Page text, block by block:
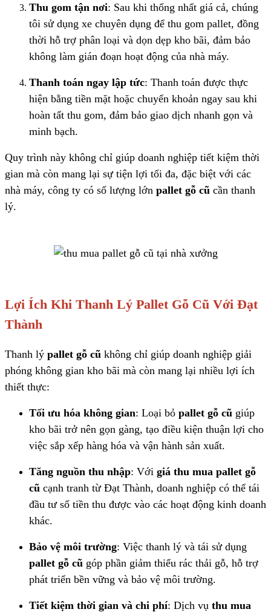
Thu gom tận nơi: Sau khi thống nhất giá cả, chúng
tôi sử dụng xe chuyên dụng để thu gom pallet, đồng
thời hỗ trợ phân loại và dọn dẹp kho bãi, đảm bảo
không làm gián đoạn hoạt động của nhà máy.
Thanh toán ngay lập tức: Thanh toán được thực
hiện bằng tiền mặt hoặc chuyển khoản ngay sau khi
hoàn tất thu gom, đảm bảo giao dịch nhanh gọn và
minh bạch.
Quy trình này không chỉ giúp doanh nghiệp tiết kiệm thời
gian mà còn mang lại sự tiện lợi tối đa, đặc biệt với các
nhà máy, công ty có số lượng lớn pallet gỗ cũ cần thanh
lý.
Lợi Ích Khi Thanh Lý Pallet Gỗ Cũ Với Đạt
Thành
Thanh lý pallet gỗ cũ không chỉ giúp doanh nghiệp giải
phóng không gian kho bãi mà còn mang lại nhiều lợi ích
thiết thực:
Tối ưu hóa không gian: Loại bỏ pallet gỗ cũ giúp
kho bãi trở nên gọn gàng, tạo điều kiện thuận lợi cho
việc sắp xếp hàng hóa và vận hành sản xuất.
Tăng nguồn thu nhập: Với giá thu mua pallet gỗ
cũ cạnh tranh từ Đạt Thành, doanh nghiệp có thể tái
đầu tư số tiền thu được vào các hoạt động kinh doanh
khác.
Bảo vệ môi trường: Việc thanh lý và tái sử dụng
pallet gỗ cũ góp phần giảm thiểu rác thải gỗ, hỗ trợ
phát triển bền vững và bảo vệ môi trường.
Tiết kiệm thời gian và chi phí: Dịch vụ thu mua